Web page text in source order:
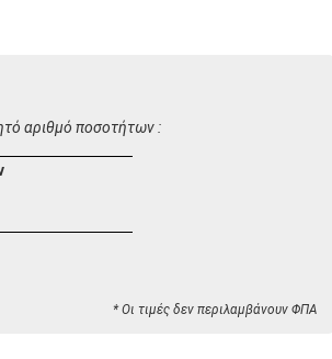
αριθμό ποσοτήτων :
* Οι τιμές δεν περιλαμβάνουν ΦΠΑ